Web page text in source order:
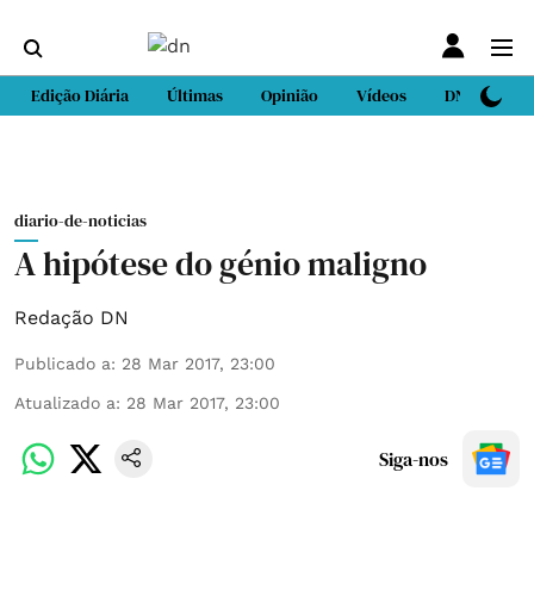
Edição Diária Últimas Opinião Vídeos DN Sport
diario-de-noticias
A hipótese do génio maligno
Redação DN
Publicado a: 28 Mar 2017, 23:00
Atualizado a: 28 Mar 2017, 23:00
Siga-nos